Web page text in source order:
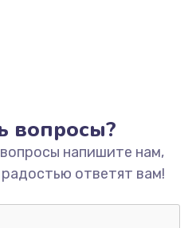
(гарнитуры)
вопросы?
напишите нам,
ответят вам!